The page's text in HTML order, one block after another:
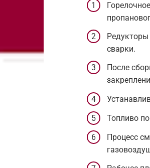
сварки.
После
Топливо
Процесс